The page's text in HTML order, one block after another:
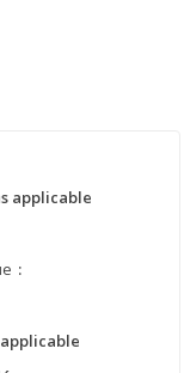
applicable
:
applicable